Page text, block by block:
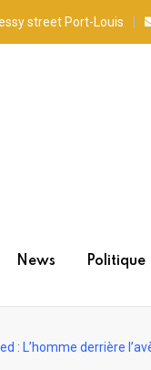
street Port-Louis
News Politique
: L’homme derrière